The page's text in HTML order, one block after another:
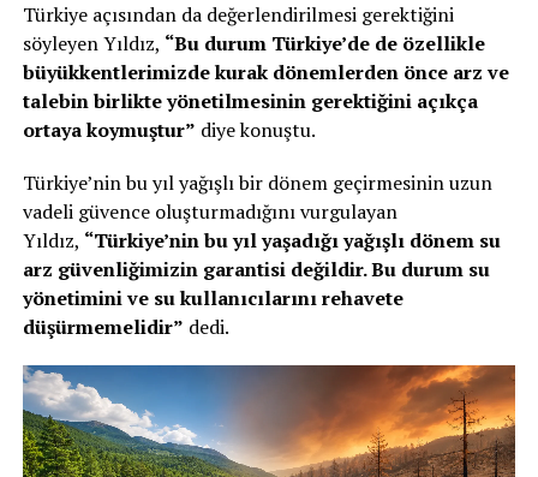
Türkiye açısından da değerlendirilmesi gerektiğini
söyleyen Yıldız, “Bu durum Türkiye’de de özellikle
büyükkentlerimizde kurak dönemlerden önce arz ve
talebin birlikte yönetilmesinin gerektiğini açıkça
ortaya koymuştur” diye konuştu.
Türkiye’nin bu yıl yağışlı bir dönem geçirmesinin uzun
vadeli güvence oluşturmadığını vurgulayan
Yıldız, “Türkiye’nin bu yıl yaşadığı yağışlı dönem su
arz güvenliğimizin garantisi değildir. Bu durum su
yönetimini ve su kullanıcılarını rehavete
düşürmemelidir” dedi.